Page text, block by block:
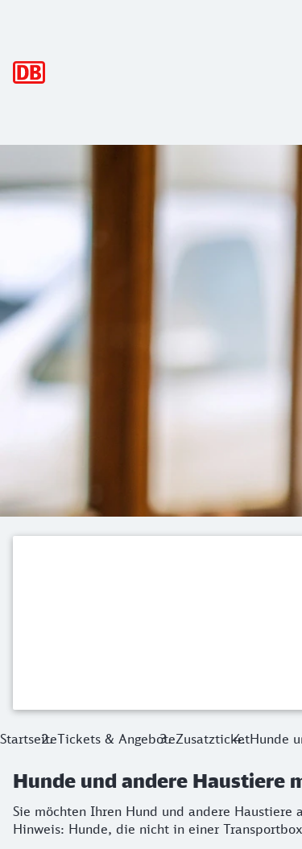
Sie möchten Ihren Hund und andere Haustiere
Hinweis: Hunde, die nicht in einer Transportbox
StartseiteTickets & AngeboteZusatzticketHunde
Hunde und andere Haustiere
Sie möchten Ihren Hund und andere
Hinweis: Hunde, die nicht in einer